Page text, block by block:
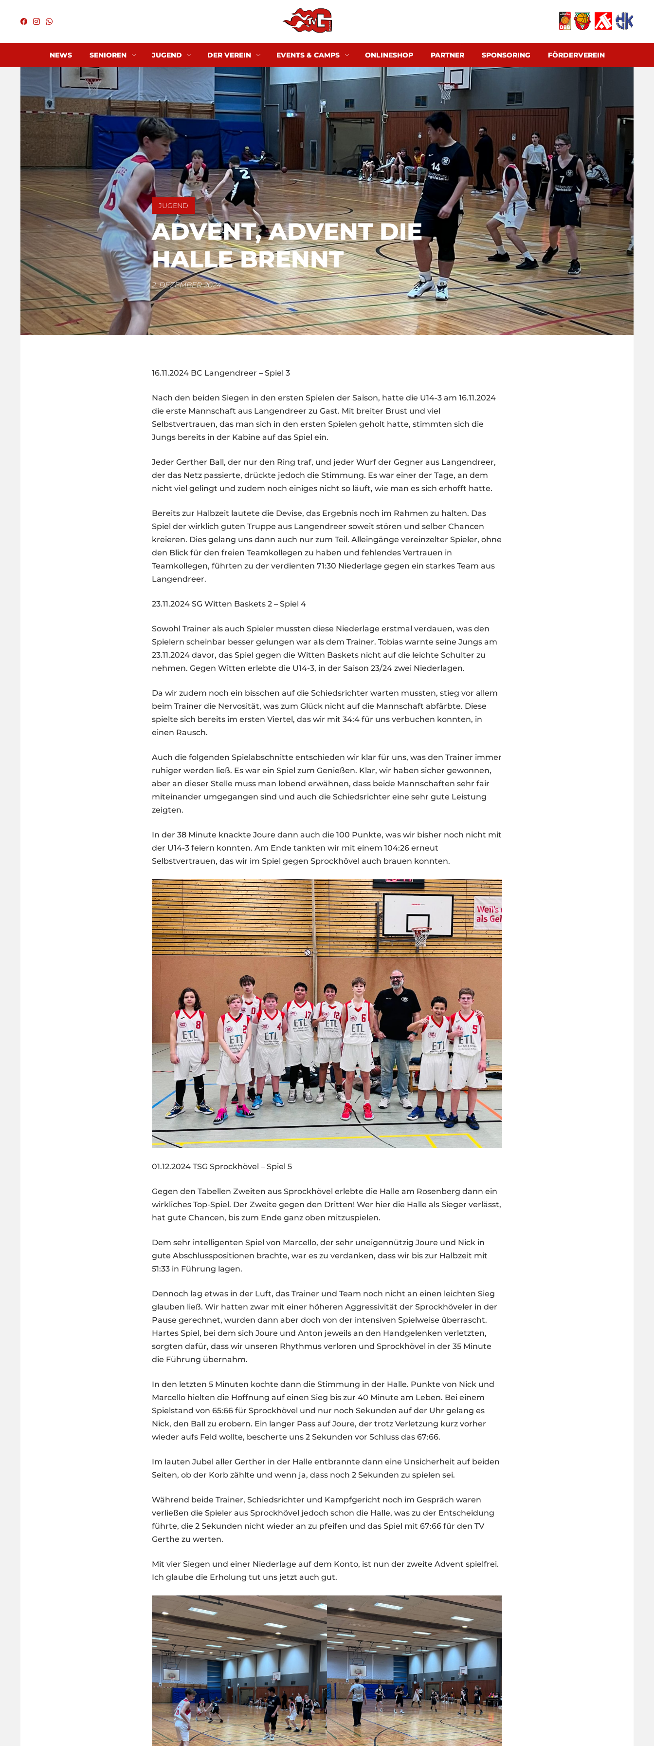
NEWS SENIOREN JUGEND DER VEREIN EVENTS & CAMPS ONLINESHOP PARTNER SPONSORING FÖRDERVEREIN
JUGEND
ADVENT, ADVENT DIE
HALLE BRENNT
2. DEZEMBER 2024
16.11.2024 BC Langendreer – Spiel 3
Nach den beiden Siegen in den ersten Spielen der Saison, hatte die U14-3 am 16.11.2024
die erste Mannschaft aus Langendreer zu Gast. Mit breiter Brust und viel
Selbstvertrauen, das man sich in den ersten Spielen geholt hatte, stimmten sich die
Jungs bereits in der Kabine auf das Spiel ein.
Jeder Gerther Ball, der nur den Ring traf, und jeder Wurf der Gegner aus Langendreer,
der das Netz passierte, drückte jedoch die Stimmung. Es war einer der Tage, an dem
nicht viel gelingt und zudem noch einiges nicht so läuft, wie man es sich erhofft hatte.
Bereits zur Halbzeit lautete die Devise, das Ergebnis noch im Rahmen zu halten. Das
Spiel der wirklich guten Truppe aus Langendreer soweit stören und selber Chancen
kreieren. Dies gelang uns dann auch nur zum Teil. Alleingänge vereinzelter Spieler, ohne
den Blick für den freien Teamkollegen zu haben und fehlendes Vertrauen in
Teamkollegen, führten zu der verdienten 71:30 Niederlage gegen ein starkes Team aus
Langendreer.
23.11.2024 SG Witten Baskets 2 – Spiel 4
Sowohl Trainer als auch Spieler mussten diese Niederlage erstmal verdauen, was den
Spielern scheinbar besser gelungen war als dem Trainer. Tobias warnte seine Jungs am
23.11.2024 davor, das Spiel gegen die Witten Baskets nicht auf die leichte Schulter zu
nehmen. Gegen Witten erlebte die U14-3, in der Saison 23/24 zwei Niederlagen.
Da wir zudem noch ein bisschen auf die Schiedsrichter warten mussten, stieg vor allem
beim Trainer die Nervosität, was zum Glück nicht auf die Mannschaft abfärbte. Diese
spielte sich bereits im ersten Viertel, das wir mit 34:4 für uns verbuchen konnten, in
einen Rausch.
Auch die folgenden Spielabschnitte entschieden wir klar für uns, was den Trainer immer
ruhiger werden ließ. Es war ein Spiel zum Genießen. Klar, wir haben sicher gewonnen,
aber an dieser Stelle muss man lobend erwähnen, dass beide Mannschaften sehr fair
miteinander umgegangen sind und auch die Schiedsrichter eine sehr gute Leistung
zeigten.
In der 38 Minute knackte Joure dann auch die 100 Punkte, was wir bisher noch nicht mit
der U14-3 feiern konnten. Am Ende tankten wir mit einem 104:26 erneut
Selbstvertrauen, das wir im Spiel gegen Sprockhövel auch brauen konnten.
01.12.2024 TSG Sprockhövel – Spiel 5
Gegen den Tabellen Zweiten aus Sprockhövel erlebte die Halle am Rosenberg dann ein
wirkliches Top-Spiel. Der Zweite gegen den Dritten! Wer hier die Halle als Sieger verlässt,
hat gute Chancen, bis zum Ende ganz oben mitzuspielen.
Dem sehr intelligenten Spiel von Marcello, der sehr uneigennützig Joure und Nick in
gute Abschlusspositionen brachte, war es zu verdanken, dass wir bis zur Halbzeit mit
51:33 in Führung lagen.
Dennoch lag etwas in der Luft, das Trainer und Team noch nicht an einen leichten Sieg
glauben ließ. Wir hatten zwar mit einer höheren Aggressivität der Sprockhöveler in der
Pause gerechnet, wurden dann aber doch von der intensiven Spielweise überrascht.
Hartes Spiel, bei dem sich Joure und Anton jeweils an den Handgelenken verletzten,
sorgten dafür, dass wir unseren Rhythmus verloren und Sprockhövel in der 35 Minute
die Führung übernahm.
In den letzten 5 Minuten kochte dann die Stimmung in der Halle. Punkte von Nick und
Marcello hielten die Hoffnung auf einen Sieg bis zur 40 Minute am Leben. Bei einem
Spielstand von 65:66 für Sprockhövel und nur noch Sekunden auf der Uhr gelang es
Nick, den Ball zu erobern. Ein langer Pass auf Joure, der trotz Verletzung kurz vorher
wieder aufs Feld wollte, bescherte uns 2 Sekunden vor Schluss das 67:66.
Im lauten Jubel aller Gerther in der Halle entbrannte dann eine Unsicherheit auf beiden
Seiten, ob der Korb zählte und wenn ja, dass noch 2 Sekunden zu spielen sei.
Während beide Trainer, Schiedsrichter und Kampfgericht noch im Gespräch waren
verließen die Spieler aus Sprockhövel jedoch schon die Halle, was zu der Entscheidung
führte, die 2 Sekunden nicht wieder an zu pfeifen und das Spiel mit 67:66 für den TV
Gerthe zu werten.
Mit vier Siegen und einer Niederlage auf dem Konto, ist nun der zweite Advent spielfrei.
Ich glaube die Erholung tut uns jetzt auch gut.